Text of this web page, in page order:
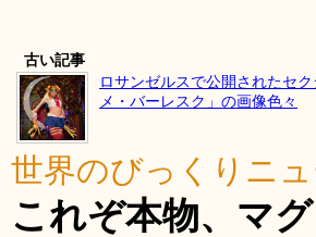
古い記事
ロサンゼルスで公開されたセ
メ・バーレスク」の画像色々
世界のびっくりニュ
これぞ本物、マ